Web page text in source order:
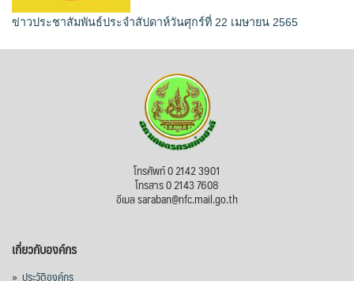
ข่าวประชาสัมพันธ์ประจำสัปดาห์วันศุกร์ที่ 22 เมษายน 2565
โทรศัพท์ 0 2142 3901
โทรสาร 0 2143 7608
อีเมล saraban@nfc.mail.go.th
เกี่ยวกับองค์กร
» ประวัติองค์กร